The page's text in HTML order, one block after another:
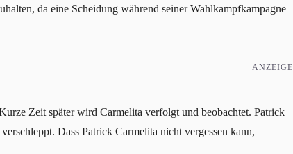
da eine Scheidung während seiner Wahlkampfkampagne
ANZEIGE
Zeit später wird Carmelita verfolgt und beobachtet. Patrick
Dass Patrick Carmelita nicht vergessen kann,